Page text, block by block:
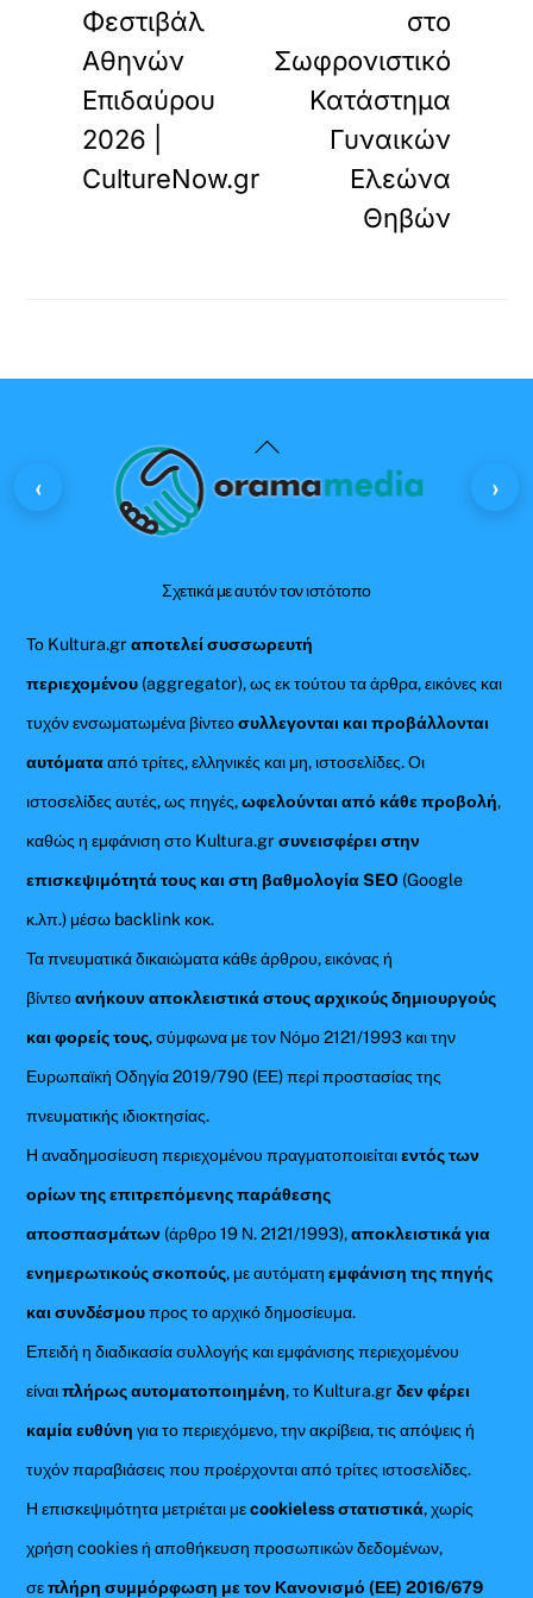
Φεστιβάλ
Αθηνών
Επιδαύρου
2026 |
CultureNow.gr
στο
Σωφρονιστικό
Κατάστημα
Γυναικών
Ελεώνα
Θηβών
Back
To
Σχετικά με αυτόν τον ιστότοπο
Το Kultura.grαποτελεί συσσωρευτή
περιεχομένου (aggregator), ως εκ τούτου τα άρθρα, εικόνες και
τυχόν ενσωματωμένα βίντεοσυλλεγονται και προβάλλονται
αυτόματααπό τρίτες, ελληνικές και μη, ιστοσελίδες. Οι
ιστοσελίδες αυτές, ως πηγές,ωφελούνται από κάθε προβολή,
καθώς η εμφάνιση στο Kultura.gr συνεισφέρει στην
επισκεψιμότητά τους και στη βαθμολογία SEO (Google
κ.λπ.) μέσω backlink κοκ.
Τα πνευματικά δικαιώματα κάθε άρθρου, εικόνας ή
βίντεοανήκουν αποκλειστικά στους αρχικούς δημιουργούς
και φορείς τους, σύμφωνα με τον Νόμο 2121/1993 και την
Ευρωπαϊκή Οδηγία 2019/790 (ΕΕ) περί προστασίας της
πνευματικής ιδιοκτησίας.
Η αναδημοσίευση περιεχομένου πραγματοποιείταιεντός των
ορίων της επιτρεπόμενης παράθεσης
αποσπασμάτων (άρθρο 19 Ν. 2121/1993),αποκλειστικά για
ενημερωτικούς σκοπούς, με αυτόματηεμφάνιση της πηγής
και συνδέσμουπρος το αρχικό δημοσίευμα.
Επειδή η διαδικασία συλλογής και εμφάνισης περιεχομένου
είναιπλήρως αυτοματοποιημένη, το Kultura.grδεν φέρει
καμία ευθύνη για το περιεχόμενο, την ακρίβεια, τις απόψεις ή
τυχόν παραβιάσεις που προέρχονται από τρίτες ιστοσελίδες.
Η επισκεψιμότητα μετριέται μεcookieless στατιστικά, χωρίς
χρήση cookies ή αποθήκευση προσωπικών δεδομένων,
σεπλήρη συμμόρφωση με τον Κανονισμό (ΕΕ) 2016/679
‹ ›